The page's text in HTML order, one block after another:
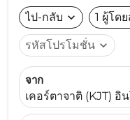
ไป-กลับ expand_more 1 ผู้โด
รหัสโปรโมชั่น expand_more
จาก
เคอร์ตาจาติ (KJT) อิ